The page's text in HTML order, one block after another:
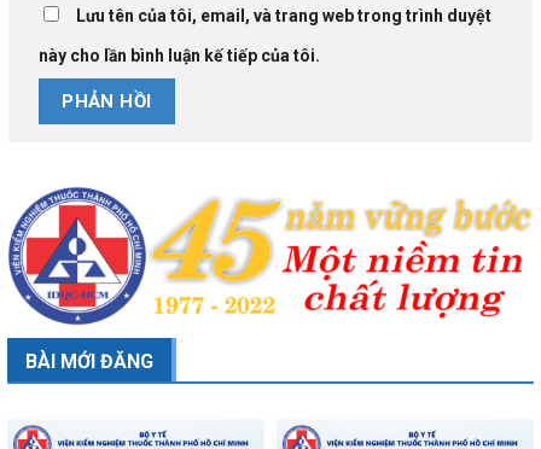
Lưu tên của tôi, email, và trang web trong trình duyệt
này cho lần bình luận kế tiếp của tôi.
BÀI MỚI ĐĂNG